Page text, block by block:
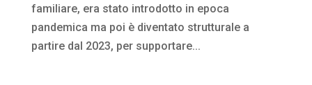
familiare, era stato introdotto in epoca
pandemica ma poi è diventato strutturale a
partire dal 2023, per supportare...